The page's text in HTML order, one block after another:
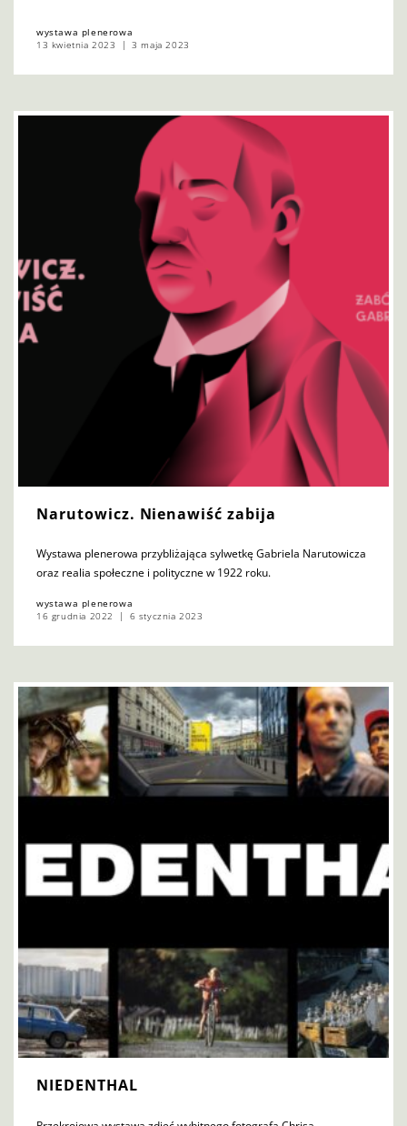
wystawa plenerowa
13 kwietnia 2023
3 maja 2023
Narutowicz. Nienawiść zabija
Wystawa plenerowa przybliżająca sylwetkę Gabriela Narutowicza
oraz realia społeczne i polityczne w 1922 roku.
wystawa plenerowa
16 grudnia 2022
6 stycznia 2023
NIEDENTHAL